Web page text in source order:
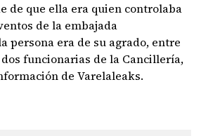
de que ella era quien controlaba
de la embajada
persona era de su agrado, entre
funcionarias de la Cancillería,
de Varelaleaks.